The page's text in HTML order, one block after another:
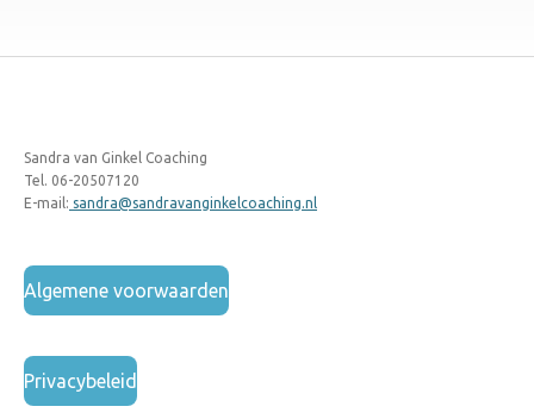
Sandra van Ginkel Coaching
Tel. 06-20507120
E-mail: sandra@sandravanginkelcoaching.nl
Algemene voorwaarden
Privacybeleid